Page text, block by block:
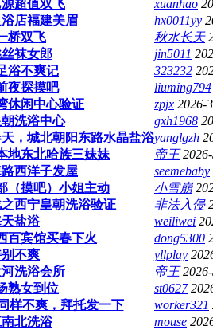
超值双飞 xuanhao
店福建美眉 hx0011yy
桥双飞 秋水长天
袜女郎 jin5011
浴不爽记 323232
夜探摸吧 liuming794
休闲中心验证 zpjx 2026-
洗浴中心 gxh1968
，城北朝阳东路水晶盐浴yanglgzh
地东北哈族三妹妹 帝王
西洋子发屋 seemebaby
（摸吧）小姐主动 小雪崩
西宁皇朝洗浴验证 非法入侵
盐浴 weiliwei
百宾馆买春下火 dong5300
不爽 yllplay
洗浴会所 帝王
熟女到位 st0627
样不爽，拜托发一下 worker321
北洗浴 mouse